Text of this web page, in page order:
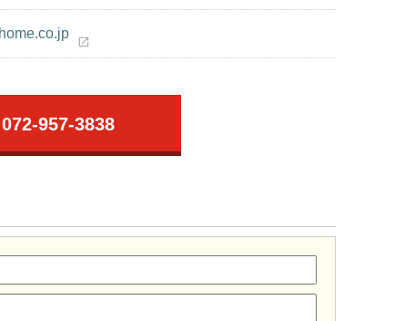
open_in_new
072-957-3838